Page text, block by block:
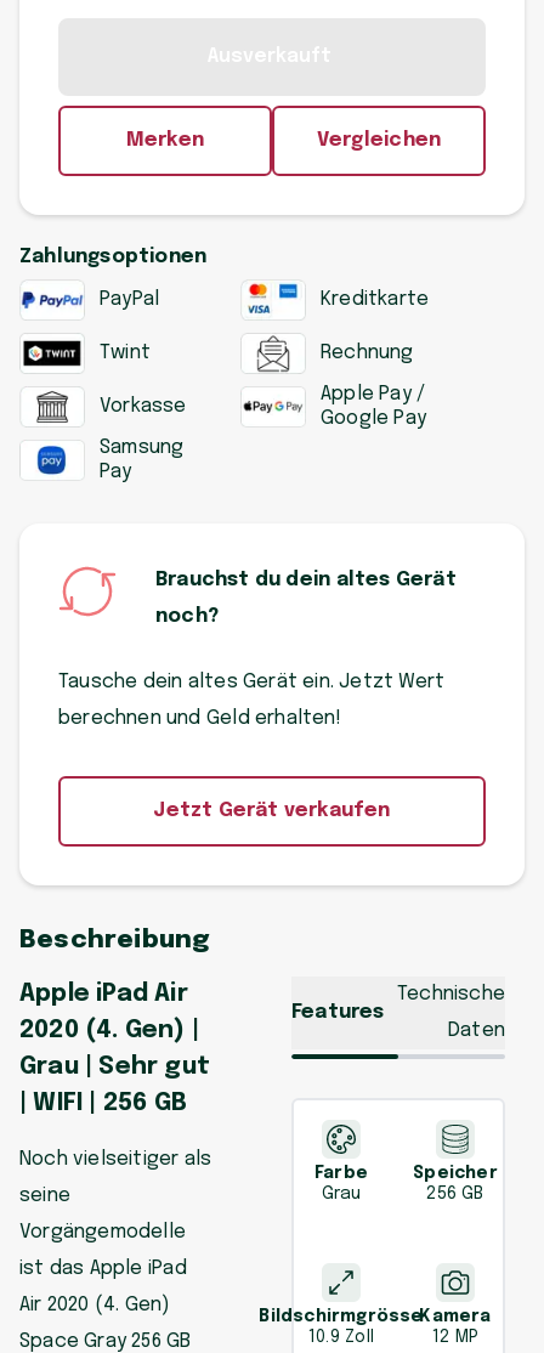
Merken Vergleichen
Zahlungsoptionen
PayPal Kreditkarte
Twint Rechnung
Vorkasse
Apple Pay /
Google Pay
Samsung
Pay
Brauchst du dein altes Gerät
noch?
Tausche dein altes Gerät ein. Jetzt Wert
berechnen und Geld erhalten!
Jetzt Gerät verkaufen
Beschreibung
Apple iPad Air
2020 (4. Gen) |
Grau | Sehr gut
| WIFI | 256 GB
Noch vielseitiger als
seine
Vorgängemodelle
ist das Apple iPad
Air 2020 (4. Gen)
Space Gray 256 GB
Features
Technische
Daten
Farbe
Grau
Speicher
256 GB
Bildschirmgrösse
10.9 Zoll
Kamera
12 MP